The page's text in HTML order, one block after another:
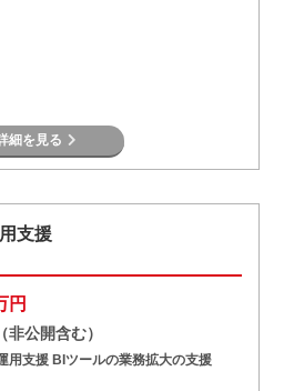
細を見る
支援
円
公開含む）
用支援 BIツールの業務拡大の支援